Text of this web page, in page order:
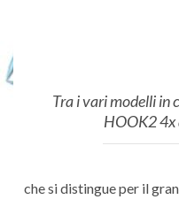
Tra i vari modelli in
HOOK2 4x
che si distingue per il